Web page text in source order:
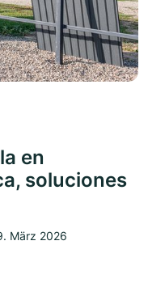
en
soluciones
März 2026